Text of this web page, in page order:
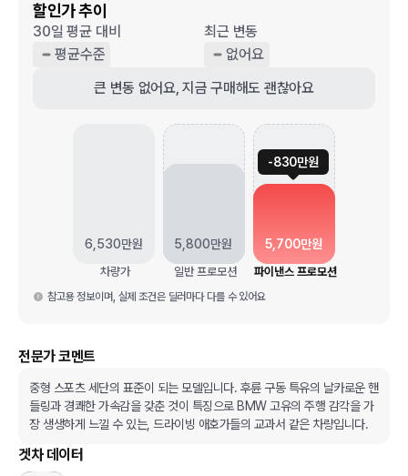
할인가 추이
30일 평균 대비
평균수준
최근 변동
없어요
큰 변동 없어요, 지금 구매해도 괜찮아요
6,530만원
차량가
5,800만원
일반 프로모션
-830만원
5,700만원
파이낸스 프로모션
참고용 정보이며, 실제 조건은 딜러마다 다를 수 있어요
전문가 코멘트
중형 스포츠 세단의 표준이 되는 모델입니다. 후륜 구동 특유의 날카로운 핸
들링과 경쾌한 가속감을 갖춘 것이 특징으로 BMW 고유의 주행 감각을 가
장 생생하게 느낄 수 있는, 드라이빙 애호가들의 교과서 같은 차량입니다.
겟차 데이터